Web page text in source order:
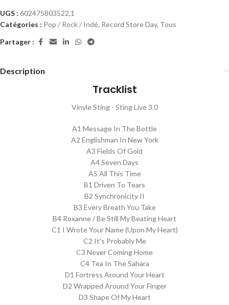
UGS : 602475803522,1
Catégories : Pop / Rock / Indé, Record Store Day, Tous
Partager :
Description
Tracklist
Vinyle Sting - Sting Live 3.0
A1 Message In The Bottle
A2 Englishman In New York
A3 Fields Of Gold
A4 Seven Days
A5 All This Time
B1 Driven To Tears
B2 Synchronicity II
B3 Every Breath You Take
B4 Roxanne / Be Still My Beating Heart
C1 I Wrote Your Name (Upon My Heart)
C2 It's Probably Me
C3 Never Coming Home
C4 Tea In The Sahara
D1 Fortress Around Your Heart
D2 Wrapped Around Your Finger
D3 Shape Of My Heart